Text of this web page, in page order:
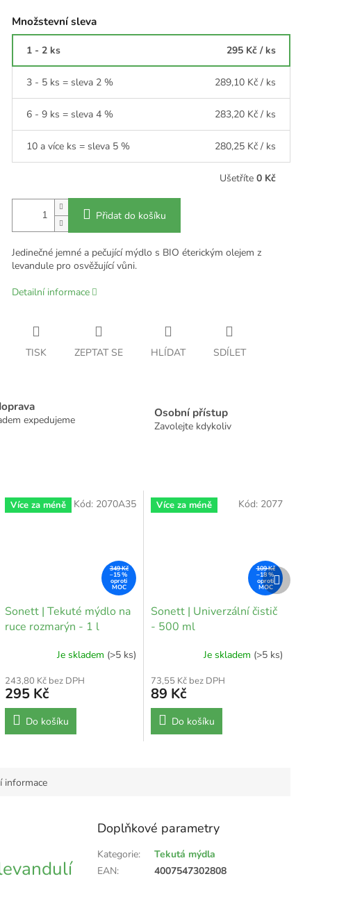
Množstevní sleva
1 - 2 ks 295 Kč / ks
3 - 5 ks = sleva 2 % 289,10 Kč / ks
6 - 9 ks = sleva 4 % 283,20 Kč / ks
10 a více ks = sleva 5 % 280,25 Kč / ks
Ušetříte 0 Kč
Přidat do košíku
Jedinečné jemné a pečující mýdlo s BIO éterickým olejem z
levandule pro osvěžující vůni.
Detailní informace
TISK ZEPTAT SE HLÍDAT SDÍLET
expedujeme
Osobní přístup
Zavolejte kdykoliv
Více za méně
349 Kč
–15 %
Sonett | Tekuté mýdlo na
ruce rozmarýn - 1 l
Je skladem (>5 ks)
243,80 Kč bez DPH
295 Kč
Do košíku
Kód: 2070A35 Více za méně
109 Kč
–18 %
Sonett | Univerzální čistič
- 500 ml
Je skladem (>5 ks)
73,55 Kč bez DPH
89 Kč
Do košíku
Kód: 2077
Další
produkt
informace
Doplňkové parametry
Kategorie:
Tekutá mýdla
EAN: 4007547302808